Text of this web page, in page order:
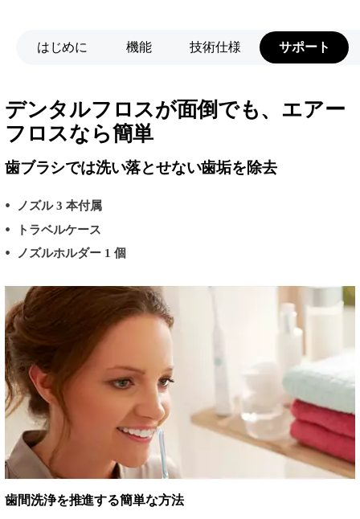
はじめに 機能 技術仕様 サポート
デンタルフロスが面倒でも、エアー
フロスなら簡単
歯ブラシでは洗い落とせない歯垢を除去
ノズル 3 本付属
トラベルケース
ノズルホルダー 1 個
歯間洗浄を推進する簡単な方法